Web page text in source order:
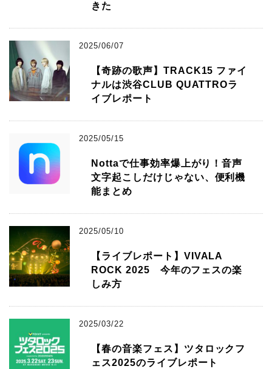
きた
2025/06/07
【奇跡の歌声】TRACK15 ファイ
ナルは渋谷CLUB QUATTROラ
イブレポート
2025/05/15
Nottaで仕事効率爆上がり！音声
文字起こしだけじゃない、便利機
能まとめ
2025/05/10
【ライブレポート】VIVALA
ROCK 2025 今年のフェスの楽
しみ方
2025/03/22
【春の音楽フェス】ツタロックフ
ェス2025のライブレポート